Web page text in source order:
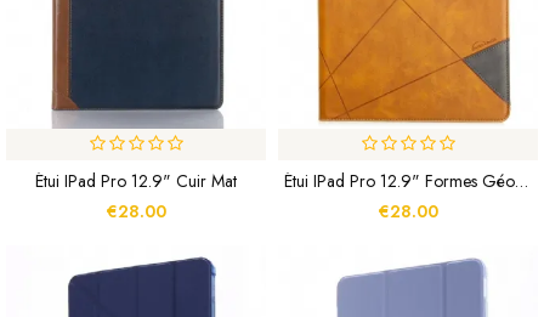
Étui IPad Pro 12.9" Cuir Mat
€28.00
Étui IPad Pro 12.9" Formes Géométriques
€28.00